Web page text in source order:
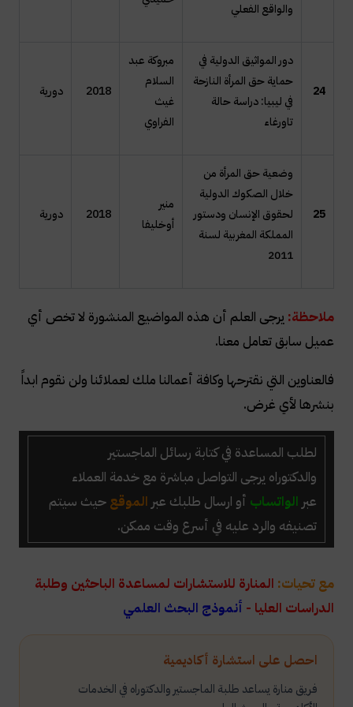
احصل على استشارة أكاديمية
فريق منارة يساعد طلبة الماجستير والدكتوراه في الخدمات
والواقع الفعلي
24
دور المواثيق الدولية في
حماية حق المرأة النازحة
في ليبيا: دراسة حالة
تاورغاء
مبروكة عبد
السلام
غيث
الفراوي
2018 دورية
25
وضعية حق المرأة من
خلال الصكوك الدولية
لحقوق الإنسان ودستور
المملكة المغربية لسنة
2011
منير
أوخليفا
2018 دورية
ملاحظة: يرجى العلم أن هذه المواضيع المنشورة لا تخص أي
عميل سابق تعامل معنا.
فالعناوين التي نقترحها وكافة أعمالنا ملك لعملائنا ولن نقوم ابداً
بنشرها لأي غرض.
لطلب المساعدة في كتابة رسائل الماجستير
والدكتوراه يرجى التواصل مباشرة مع خدمة العملاء
عبر الواتساب أو ارسال طلبك عبر الموقع حيث سيتم
تصنيفه والرد عليه في أسرع وقت ممكن.
مع تحيات: المنارة للاستشارات لمساعدة الباحثين وطلبة
الدراسات العليا - أنموذج البحث العلمي